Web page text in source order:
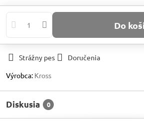
Do
Strážny pes
Doručenia
Výrobca: Kross
Diskusia 0